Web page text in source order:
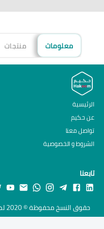
معلومات منتجات
الرئيسية
عن حكيم
تواصل معنا
الشروط و الخصوصية
تابعنا
حقوق النسخ محفوظة © 2020 لدى